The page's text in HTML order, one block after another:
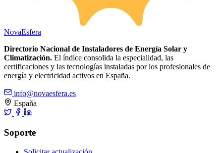
NovaEsfera
Directorio Nacional de Instaladores de Energía Solar y
Climatización. El índice consolida la especialidad, las
certificaciones y las tecnologías instaladas por los profesionales de
energía y electricidad activos en España.
info@novaesfera.es
España
Soporte